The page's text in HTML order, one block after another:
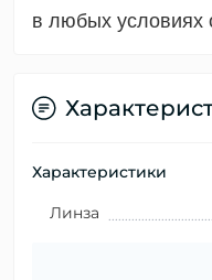
в любых условиях
Характеристики
Линза